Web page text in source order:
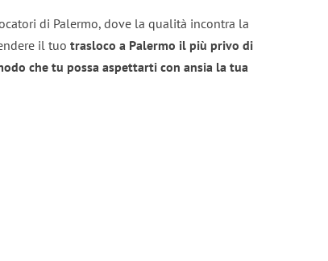
di Palermo, dove la qualità incontra la
il tuo trasloco a Palermo il più privo di
che tu possa aspettarti con ansia la tua